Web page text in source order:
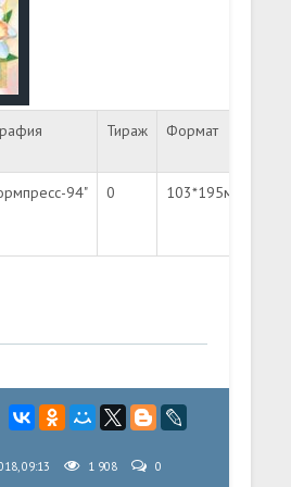
Тираж Формат
94" 0 103*195мм
09:13 1 908 0